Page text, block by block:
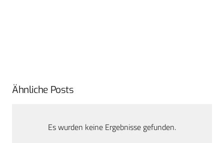
Ähnliche Posts
Es wurden keine Ergebnisse gefunden.